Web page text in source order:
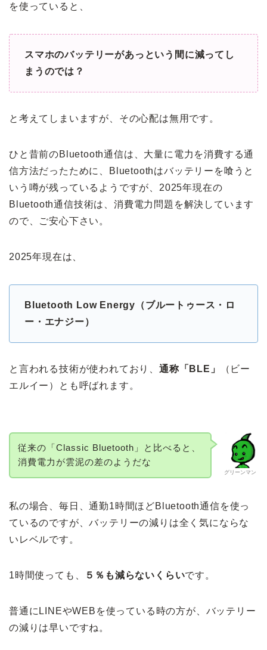
を使っていると、
スマホのバッテリーがあっという間に減ってし
まうのでは？
と考えてしまいますが、その心配は無用です。
ひと昔前のBluetooth通信は、大量に電力を消費する通
信方法だったために、Bluetoothはバッテリーを喰うと
いう噂が残っているようですが、2025年現在の
Bluetooth通信技術は、消費電力問題を解決しています
ので、ご安心下さい。
2025年現在は、
Bluetooth Low Energy（ブルートゥース・ロ
ー・エナジー）
と言われる技術が使われており、 通称「BLE」
（ビー
エルイー）とも呼ばれます。
グリーンマン
従来の「Classic Bluetooth」と比べると、
消費電力が雲泥の差のようだな
私の場合、毎日、通勤1時間ほどBluetooth通信を使っ
ているのですが、バッテリーの減りは全く気にならな
いレベルです。
1時間使っても、 ５％も減らないくらいです。
普通にLINEやWEBを使っている時の方が、バッテリー
の減りは早いですね。